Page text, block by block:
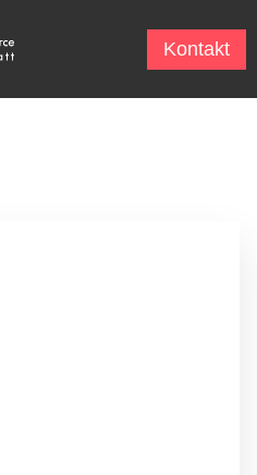
Kontakt